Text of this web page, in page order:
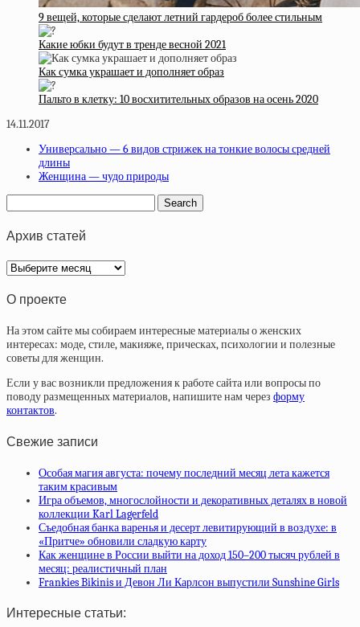
9 вещей, которые сделают летний гардероб более стильным
Какие юбки будут в тренде весной 2021
Как сумка украшает и дополняет образ
Пальто в клетку: 10 восхитительных образов на осень 2020
14.11.2017
Универсально — 6 видов стрижек на тонкие волосы средней
длины
Женщина — чудо природы
Архив статей
Архив
статей
О проекте
На этом сайте мы собираем интересные материалы о женских
интересах: моде, стиле, макияже, прическах, психологии и полезные
советы для женщин.
Если у вас возникли предложения к работе сайта или вопросы по
поводу размещенных материалов, напишите нам через форму
контактов.
Свежие записи
Особая магия августа: почему последний месяц лета кажется
таким красивым
Игра объемов, многослойности и декоративных деталях в новой
коллекции Karl Lagerfeld
Съедобная банка варенья и десерт левитирующий в воздухе: в
«Притче» обновили сладкую карту
Как женщине в России выйти на доход 150–200 тысяч рублей в
месяц: реалистичный план
Frankies Bikinis и Девон Ли Карлсон выпустили Sunshine Girls
Интересные статьи: